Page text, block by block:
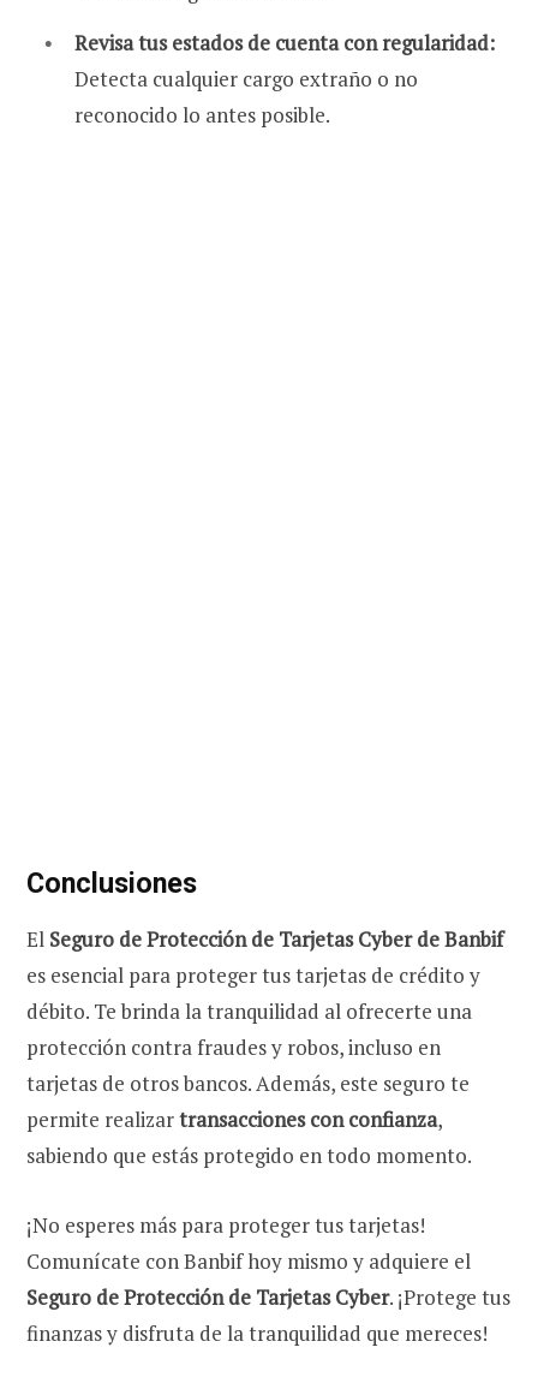
Revisa tus estados de cuenta con regularidad:
Detecta cualquier cargo extraño o no
reconocido lo antes posible.
Conclusiones
El Seguro de Protección de Tarjetas Cyber de Banbif
es esencial para proteger tus tarjetas de crédito y
débito. Te brinda la tranquilidad al ofrecerte una
protección contra fraudes y robos, incluso en
tarjetas de otros bancos. Además, este seguro te
permite realizartransacciones con confianza,
sabiendo que estás protegido en todo momento.
¡No esperes más para proteger tus tarjetas!
Comunícate con Banbif hoy mismo y adquiere el
Seguro de Protección de Tarjetas Cyber. ¡Protege tus
finanzas y disfruta de la tranquilidad que mereces!